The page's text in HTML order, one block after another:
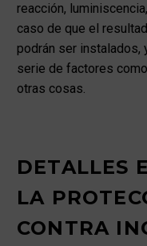
reacción,
caso de que el
podrán ser instalados,
serie de factores
otras cosas.
DETALLES
LA
CONTRA